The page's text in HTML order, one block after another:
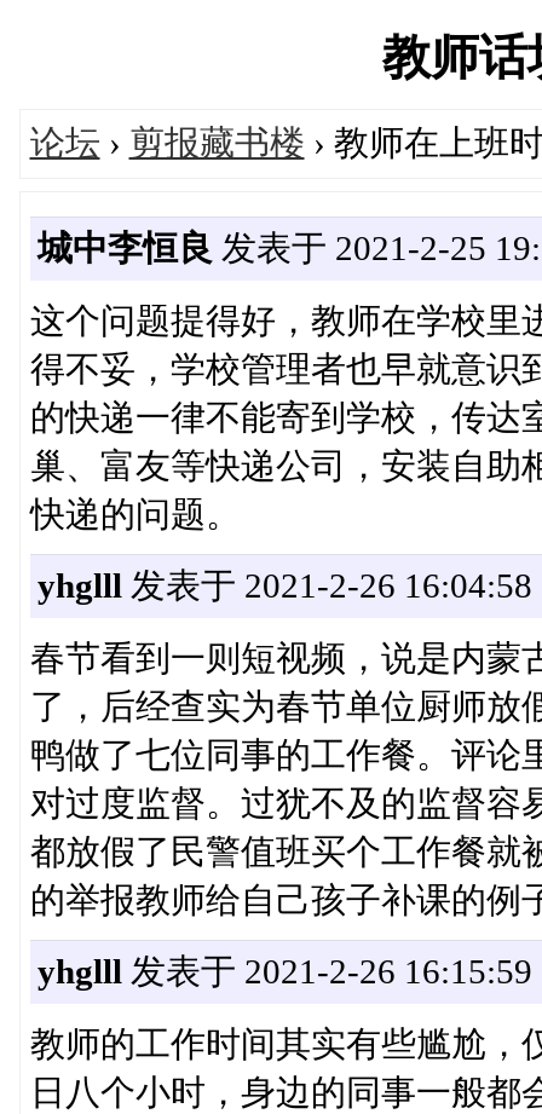
教师话
论坛 › 剪报藏书楼 › 教师在上班
城中李恒良 发表于 2021-2-25
这个问题提得好，教师在学校里
得不妥，学校管理者也早就意识
的快递一律不能寄到学校，传达
巢、富友等快递公司，安装自助
快递的问题。
yhglll 发表于 2021-2-26 16:04:58
春节看到一则短视频，说是内蒙
了，后经查实为春节单位厨师放
鸭做了七位同事的工作餐。评论
对过度监督。过犹不及的监督容
都放假了民警值班买个工作餐就
的举报教师给自己孩子补课的例
yhglll 发表于 2021-2-26 16:15:59
教师的工作时间其实有些尴尬，
日八个小时，身边的同事一般